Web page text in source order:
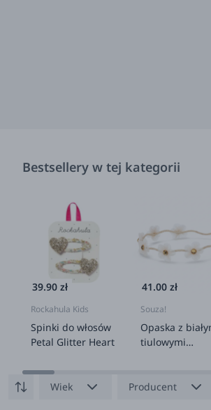
Bestsellery w tej kategorii
39.90 zł
Rockahula Kids
Spinki do włosów
Petal Glitter Heart
41.00 zł
Souza!
Opaska z
tiulowymi
cyrkoniami
Wiek Producent